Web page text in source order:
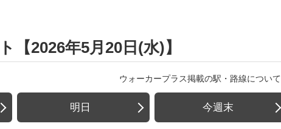
【2026年5月20日(水)】
ウォーカープラス掲載の駅・路線について
明日 今週末